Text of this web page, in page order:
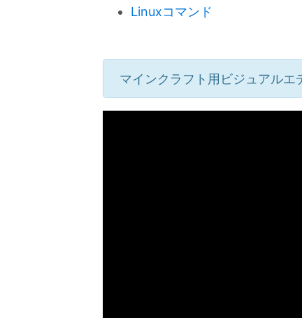
Linuxコマンド
マインクラフト用ビジュアルエ